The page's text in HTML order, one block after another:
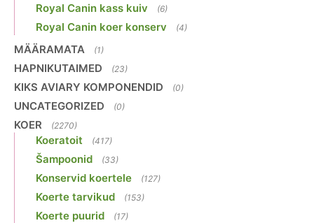
Royal Canin kass kuiv (6)
Royal Canin koer konserv (4)
MÄÄRAMATA (1)
HAPNIKUTAIMED (23)
KIKS AVIARY KOMPONENDID (0)
UNCATEGORIZED (0)
KOER (2270)
Koeratoit (417)
Šampoonid (33)
Konservid koertele (127)
Koerte tarvikud (153)
Koerte puurid (17)